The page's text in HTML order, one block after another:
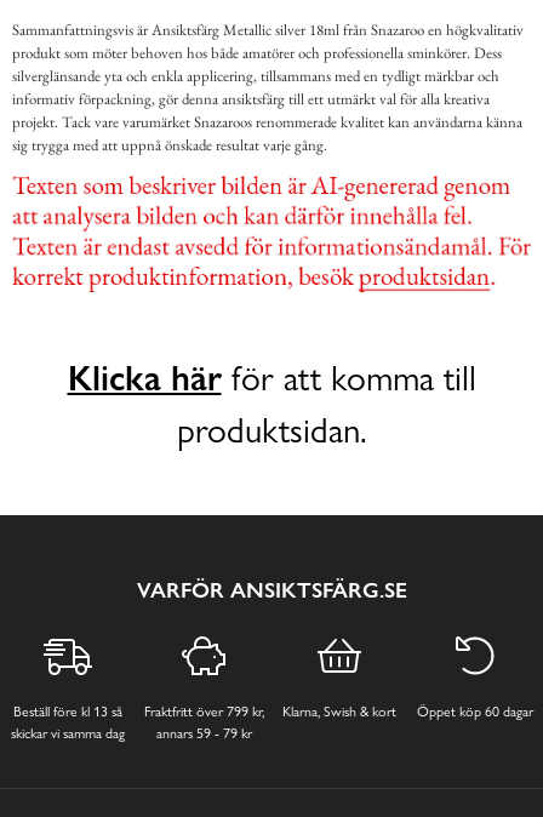
Sammanfattningsvis är Ansiktsfärg Metallic silver 18ml från Snazaroo en högkvalitativ
produkt som möter behoven hos både amatörer och professionella sminkörer. Dess
silverglänsande yta och enkla applicering, tillsammans med en tydligt märkbar och
informativ förpackning, gör denna ansiktsfärg till ett utmärkt val för alla kreativa
projekt. Tack vare varumärket Snazaroos renommerade kvalitet kan användarna känna
sig trygga med att uppnå önskade resultat varje gång.
Klicka härför att komma till
produktsidan.
VARFÖR ANSIKTSFÄRG.SE
Beställ före kl 13 så
skickar vi samma dag
Fraktfritt över 799 kr,
annars 59 - 79 kr
Klarna, Swish & kort Öppet köp 60 dagar